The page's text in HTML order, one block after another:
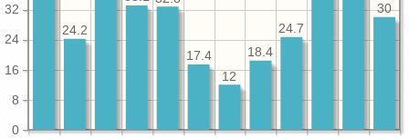
0
8
16
24
32
30
24.7
18.4
12
17.4
24.2